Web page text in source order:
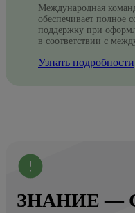
Международная
обеспечивает полное
поддержку при
в соответствии с
Узнать подробности
ЗНАНИЕ —